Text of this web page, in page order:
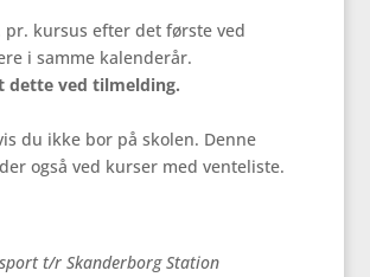
pr. kursus efter det første ved
i samme kalenderår.
dette ved tilmelding.
du ikke bor på skolen. Denne
også ved kurser med venteliste.
t/r Skanderborg Station